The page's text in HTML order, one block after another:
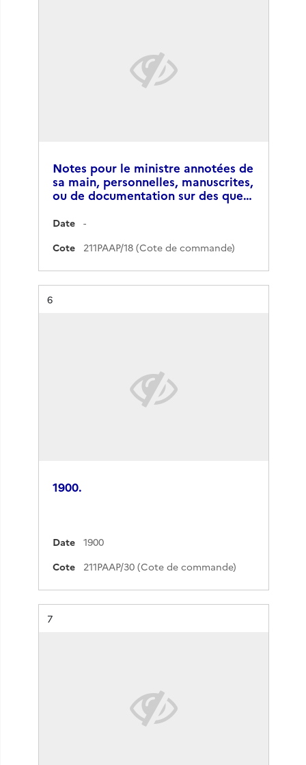
Notes pour le ministre annotées de
sa main, personnelles, manuscrites,
ou de documentation sur des que…
Date
-
Cote
211PAAP/18 (Cote de commande)
Résultat n°
6
1900.
Date
1900
Cote
211PAAP/30 (Cote de commande)
Résultat n°
7